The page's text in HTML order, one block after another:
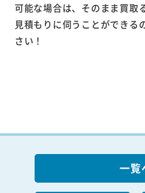
可能な場合は、そのまま買取
見積もりに伺うことができる
さい！
一覧